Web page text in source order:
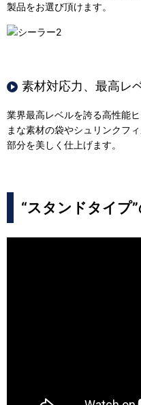
製品をお選び頂けます。
素材対応力、最高レ
業界最高レベルを誇る高性能
まな素材の袋やシュリンクフ
部分を美しく仕上げます。
“スタンドタイプ